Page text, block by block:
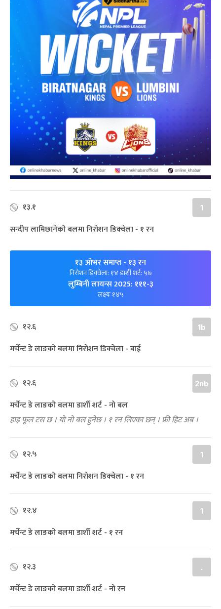
१३.१ 1
सन्दीप लामिछानेको बलमा निरोशन डिक्‍वेला - १ रन
१३ ओभर समाप्त- १३ रन
निरोशन डिक्‍वेला: १४ डार्शी शर्ट: ५७
लुम्बिनी लायन्स 2025: १११-३
लक्ष्यः १४५
१२.६ 1b
मर्चेन्ट डे लाङको बलमा निरोशन डिक्‍वेला - बाई
१२.६ 2nb
मर्चेन्ट डे लाङको बलमा डार्शी शर्ट - नो बल
हाइ फूल टस छ । यो नो बल हुनेछ । १ रन लिएका छन् । फ्री हिट अब ।
१२.५ 1
मर्चेन्ट डे लाङको बलमा निरोशन डिक्‍वेला - १ रन
१२.४ 1
मर्चेन्ट डे लाङको बलमा डार्शी शर्ट - १ रन
१२.३ .
मर्चेन्ट डे लाङको बलमा डार्शी शर्ट - नो रन